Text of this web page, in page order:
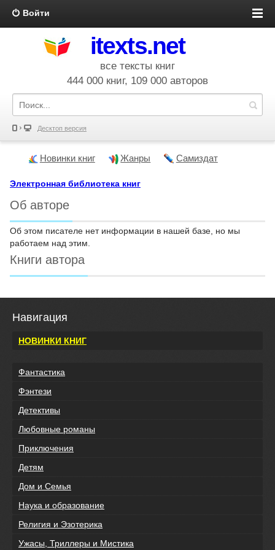
Войти
itexts.net
все тексты книг
444 000 книг, 109 000 авторов
Десктоп версия
Новинки книг Жанры Самиздат
Электронная библиотека книг
Об авторе
Об этом писателе нет информации в нашей базе, но мы
работаем над этим.
Книги автора
Навигация
НОВИНКИ КНИГ
Фантастика
Фэнтези
Детективы
Любовные романы
Приключения
Детям
Дом и Семья
Наука и образование
Религия и Эзотерика
Ужасы, Триллеры и Мистика